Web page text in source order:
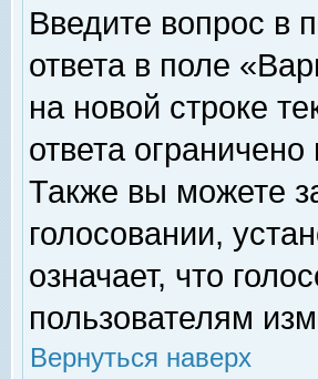
Введите вопрос в
ответа в поле
на новой строке
ответа
Также вы можете
голосовании,
означает, что
пользователям
Вернуться наверх